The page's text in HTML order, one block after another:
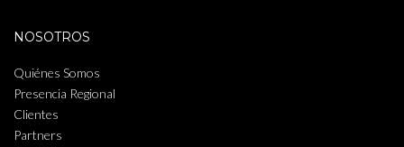
NOSOTROS
Quiénes Somos
Presencia Regional
Clientes
Partners